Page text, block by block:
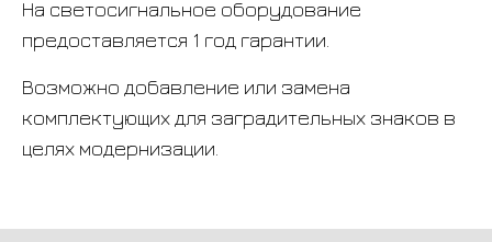
На светосигнальное оборудование
предоставляется 1 год гарантии.
Возможно добавление или замена
комплектующих для заградительных знаков в
целях модернизации.